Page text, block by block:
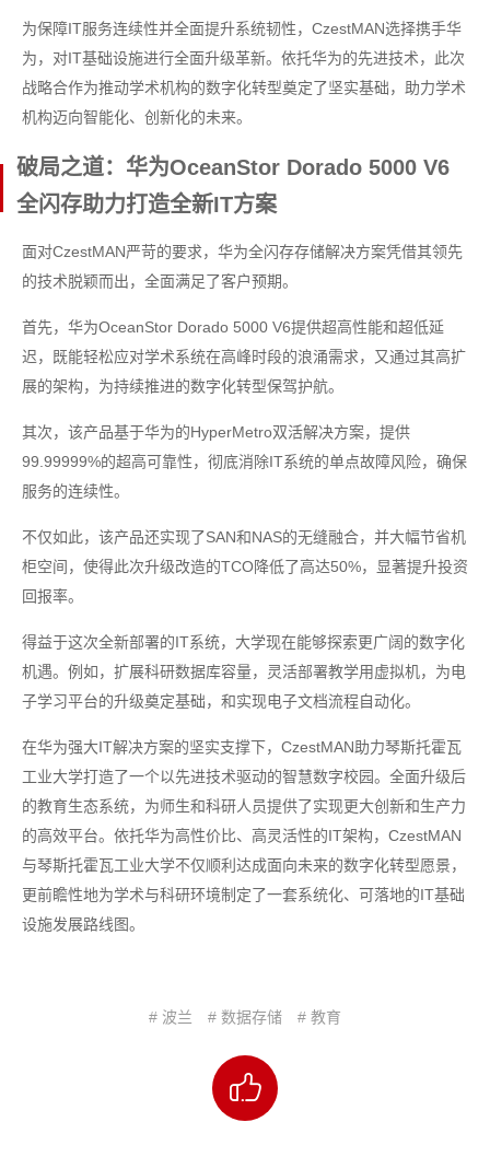
为保障IT服务连续性并全面提升系统韧性，CzestMAN选择携手华
为，对IT基础设施进行全面升级革新。依托华为的先进技术，此次
战略合作为推动学术机构的数字化转型奠定了坚实基础，助力学术
机构迈向智能化、创新化的未来。
破局之道：华为OceanStor Dorado 5000 V6
全闪存助力打造全新IT方案
面对CzestMAN严苛的要求，华为全闪存存储解决方案凭借其领先
的技术脱颖而出，全面满足了客户预期。
首先，华为OceanStor Dorado 5000 V6提供超高性能和超低延
迟，既能轻松应对学术系统在高峰时段的浪涌需求，又通过其高扩
展的架构，为持续推进的数字化转型保驾护航。
其次，该产品基于华为的HyperMetro双活解决方案，提供
99.99999%的超高可靠性，彻底消除IT系统的单点故障风险，确保
服务的连续性。
不仅如此，该产品还实现了SAN和NAS的无缝融合，并大幅节省机
柜空间，使得此次升级改造的TCO降低了高达50%，显著提升投资
回报率。
得益于这次全新部署的IT系统，大学现在能够探索更广阔的数字化
机遇。例如，扩展科研数据库容量，灵活部署教学用虚拟机，为电
子学习平台的升级奠定基础，和实现电子文档流程自动化。
在华为强大IT解决方案的坚实支撑下，CzestMAN助力琴斯托霍瓦
工业大学打造了一个以先进技术驱动的智慧数字校园。全面升级后
的教育生态系统，为师生和科研人员提供了实现更大创新和生产力
的高效平台。依托华为高性价比、高灵活性的IT架构，CzestMAN
与琴斯托霍瓦工业大学不仅顺利达成面向未来的数字化转型愿景，
更前瞻性地为学术与科研环境制定了一套系统化、可落地的IT基础
设施发展路线图。
# 波兰 # 数据存储 # 教育